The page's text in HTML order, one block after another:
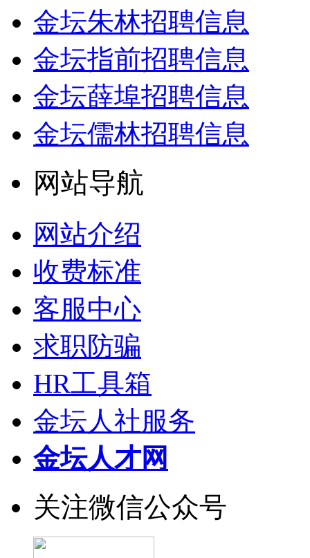
金坛朱林招聘信息
金坛指前招聘信息
金坛薛埠招聘信息
金坛儒林招聘信息
网站导航
网站介绍
收费标准
客服中心
求职防骗
HR工具箱
金坛人社服务
金坛人才网
关注微信公众号